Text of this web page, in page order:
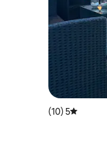
متوسط التقييم 5 من 5، 10 مراجعات
5 (10)